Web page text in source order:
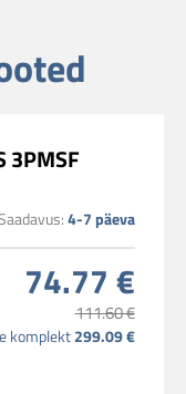
3PMSF
4-7 päeva
74.77 €
111.60 €
komplekt 299.09 €